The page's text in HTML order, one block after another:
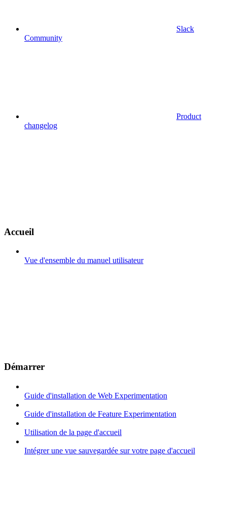
Slack
Community
Product
changelog
Accueil
Vue d'ensemble du manuel utilisateur
Démarrer
Guide d'installation de Web Experimentation
Guide d'installation de Feature Experimentation
Utilisation de la page d'accueil
Intégrer une vue sauvegardée sur votre page d'accueil